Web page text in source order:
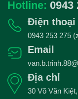
Hotline: 0943
Điện thoại
0943 253 275
Email
Địa chỉ
30 Võ Văn